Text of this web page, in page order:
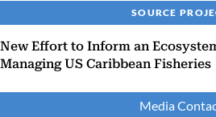
SOURCE
New Effort to Inform an
Managing US Caribbean Fisheries
Media